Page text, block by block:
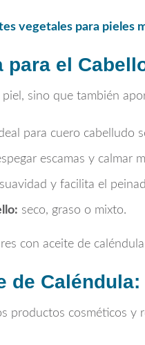
vegetales para pieles
para el
sino que también
para cuero cabelludo
escamas y calmar
y facilita el
seco, graso o mixto.
con aceite de
de
productos cosméticos y